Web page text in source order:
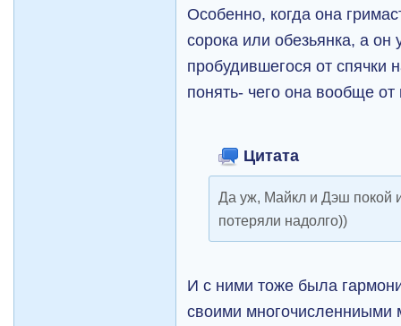
Особенно, когда она
сорока или обезьянка, а
пробудившегося от спячки
понять- чего она вообще от
Цитата
Да уж, Майкл и Дэш покой
потеряли надолго))
И с ними тоже была
своими